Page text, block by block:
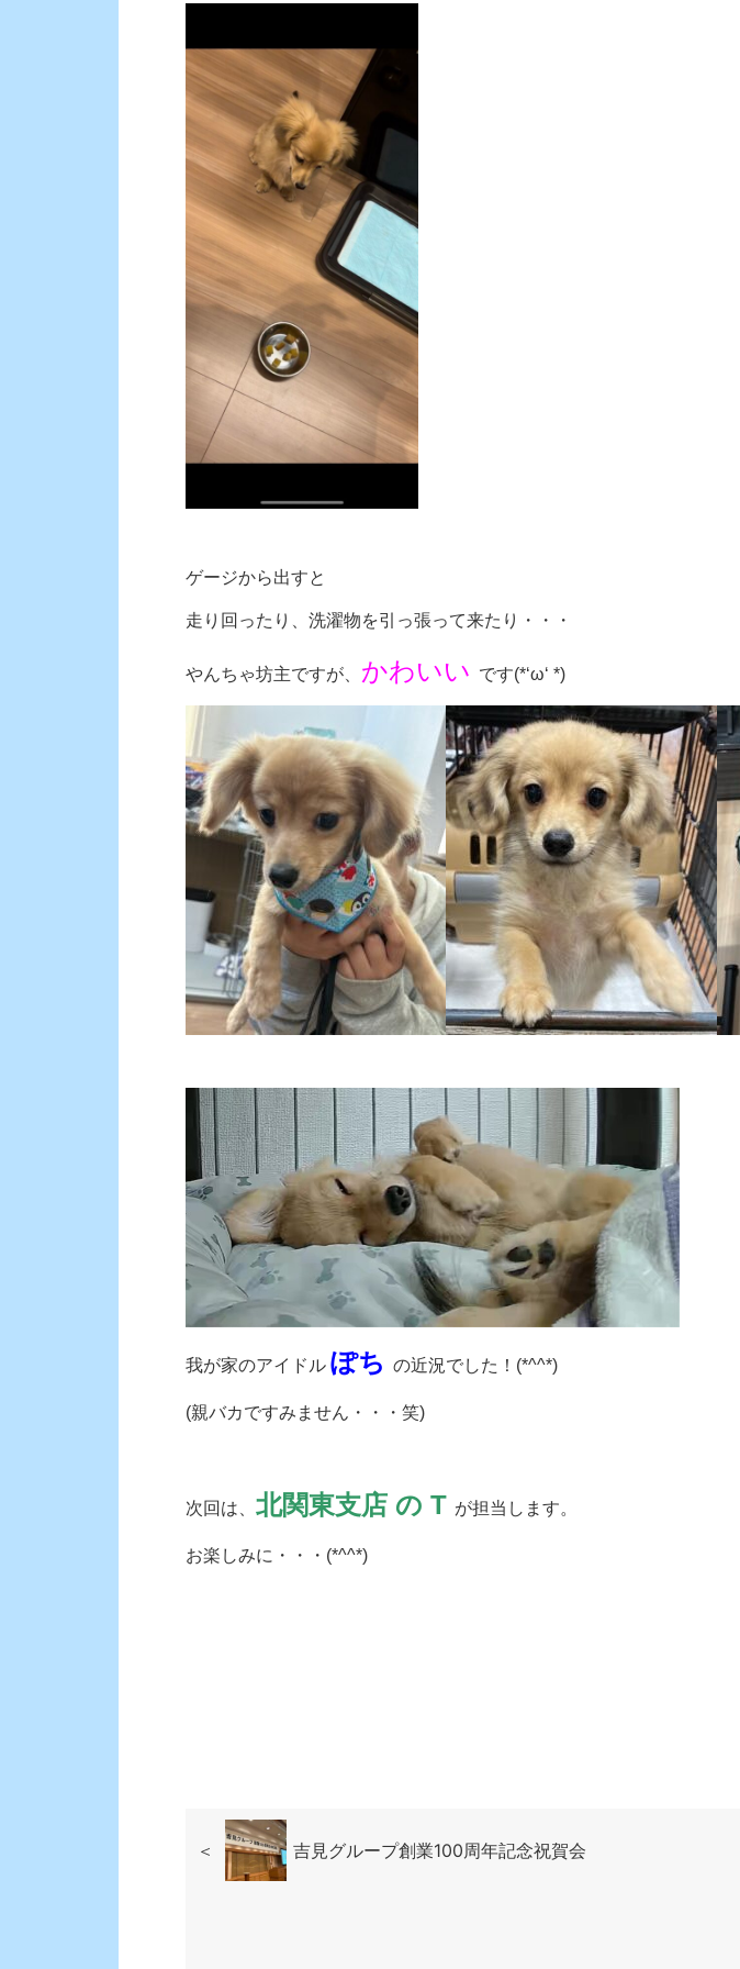
ゲージから出すと
走り回ったり、洗濯物を引っ張って来たり・・・
やんちゃ坊主ですが、 かわいい です(*‘ω‘ *)
我が家のアイドルぽちの近況でした！(*^^*)
(親バカですみません・・・笑)
次回は、北関東支店 の T が担当します。
お楽しみに・・・(*^^*)
＜ 吉見グループ創業100周年記念祝賀会